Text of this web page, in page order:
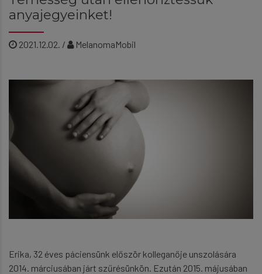
anyajegyeinket!
2021.12.02. / MelanomaMobil
Erika, 32 éves páciensünk először kolleganője unszolására
2014. márciusában járt szűrésünkön. Ezután 2015. májusában